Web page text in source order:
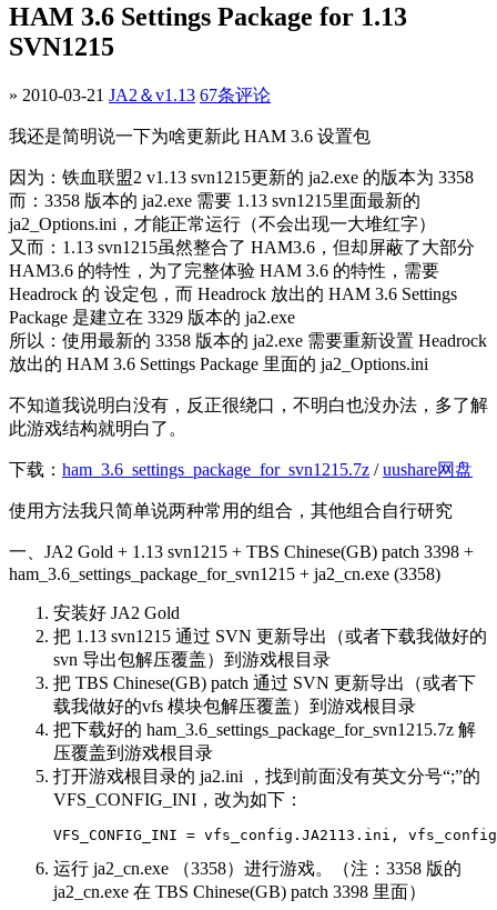
HAM 3.6 Settings Package for 1.13
SVN1215
» 2010-03-21 JA2＆v1.13 67条评论
我还是简明说一下为啥更新此 HAM 3.6 设置包
因为：铁血联盟2 v1.13 svn1215更新的 ja2.exe 的版本为 3358
而：3358 版本的 ja2.exe 需要 1.13 svn1215里面最新的
ja2_Options.ini，才能正常运行（不会出现一大堆红字）
又而：1.13 svn1215虽然整合了 HAM3.6，但却屏蔽了大部分
HAM3.6 的特性，为了完整体验 HAM 3.6 的特性，需要
Headrock 的 设定包，而 Headrock 放出的 HAM 3.6 Settings
Package 是建立在 3329 版本的 ja2.exe
所以：使用最新的 3358 版本的 ja2.exe 需要重新设置 Headrock
放出的 HAM 3.6 Settings Package 里面的 ja2_Options.ini
不知道我说明白没有，反正很绕口，不明白也没办法，多了解
此游戏结构就明白了。
下载： ham_3.6_settings_package_for_svn1215.7z /uushare网盘
使用方法我只简单说两种常用的组合，其他组合自行研究
一、JA2 Gold + 1.13 svn1215 + TBS Chinese(GB) patch 3398 +
ham_3.6_settings_package_for_svn1215 + ja2_cn.exe (3358)
安装好 JA2 Gold
把 1.13 svn1215 通过 SVN 更新导出（或者下载我做好的
svn 导出包解压覆盖）到游戏根目录
把 TBS Chinese(GB) patch 通过 SVN 更新导出（或者下
载我做好的vfs 模块包解压覆盖）到游戏根目录
把下载好的 ham_3.6_settings_package_for_svn1215.7z 解
压覆盖到游戏根目录
打开游戏根目录的 ja2.ini ，找到前面没有英文分号“;”的
VFS_CONFIG_INI，改为如下：
VFS_CONFIG_INI = vfs_config.JA2113.ini,
运行 ja2_cn.exe （3358）进行游戏。（注：3358 版的
ja2_cn.exe 在 TBS Chinese(GB) patch 3398 里面）